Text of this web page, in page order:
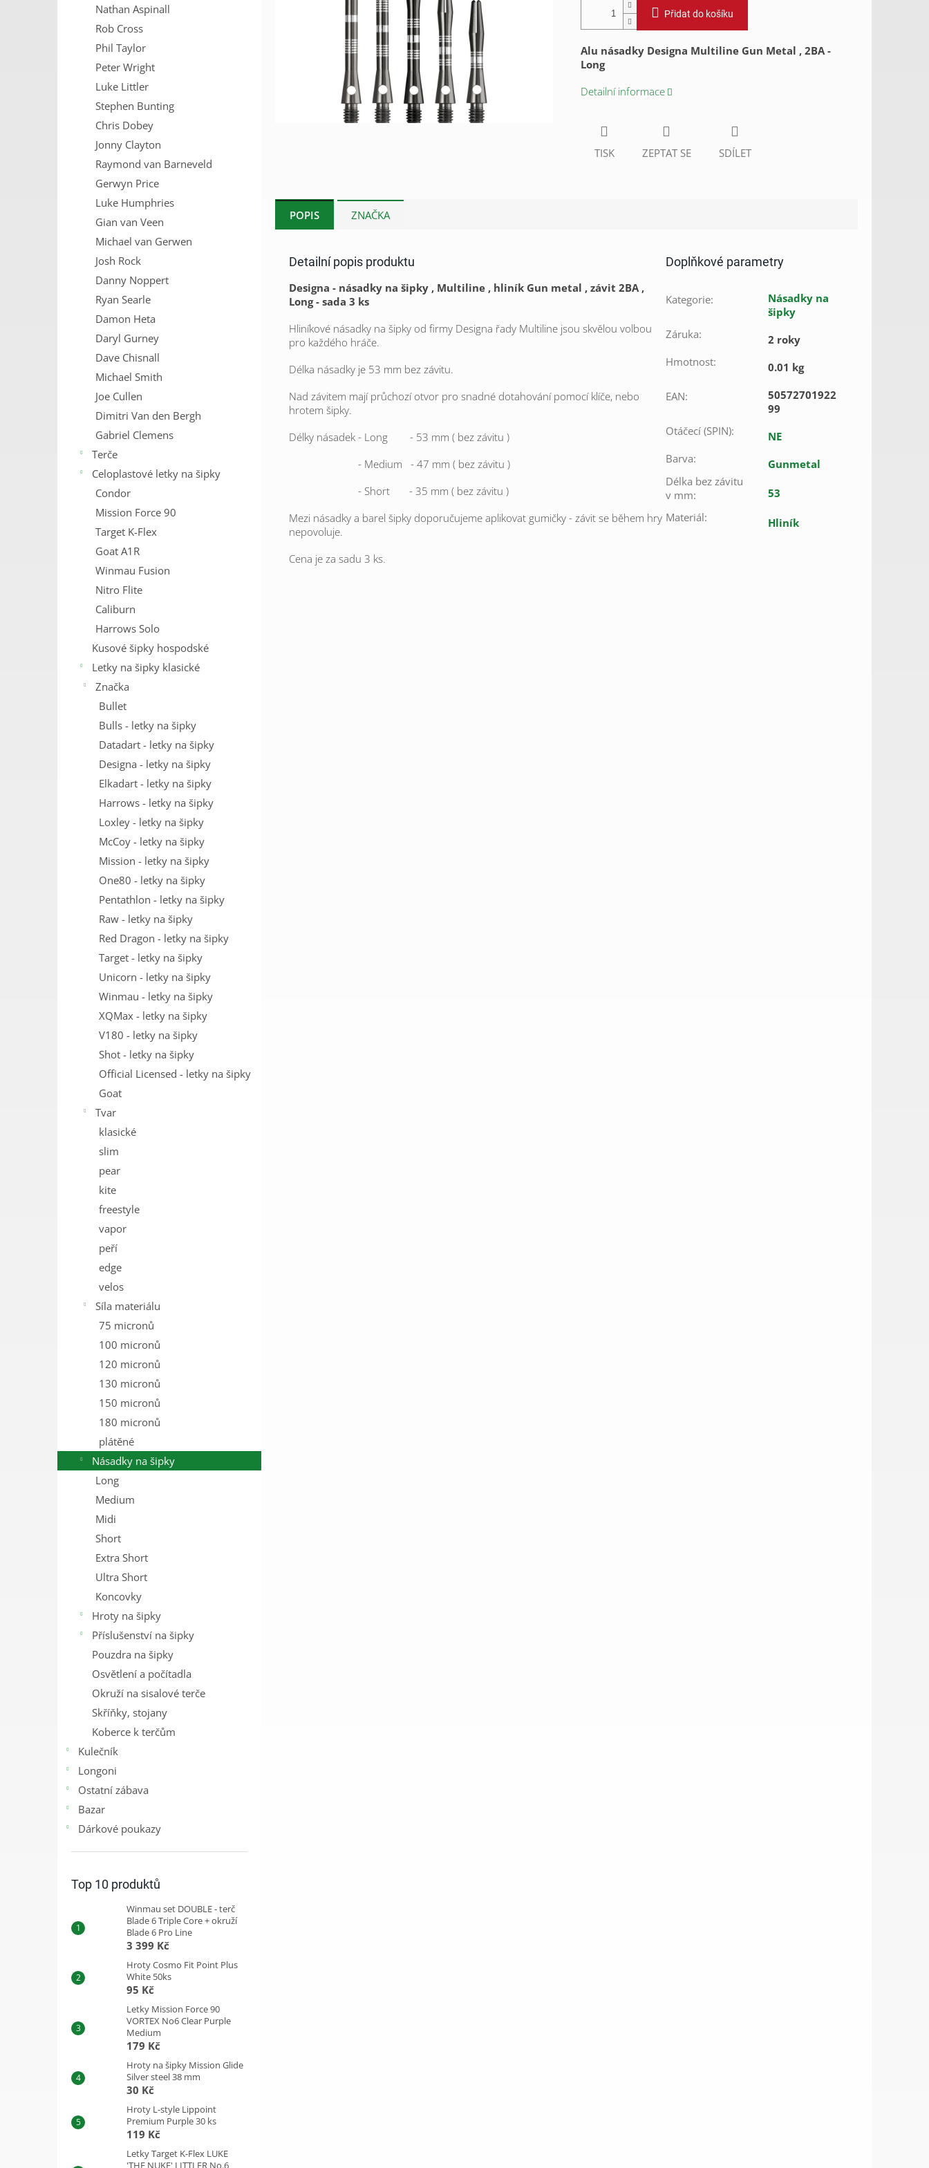
Nathan Aspinall
Rob Cross
Phil Taylor
Peter Wright
Luke Littler
Stephen Bunting
Chris Dobey
Jonny Clayton
Raymond van Barneveld
Gerwyn Price
Luke Humphries
Gian van Veen
Michael van Gerwen
Josh Rock
Danny Noppert
Ryan Searle
Damon Heta
Daryl Gurney
Dave Chisnall
Michael Smith
Joe Cullen
Dimitri Van den Bergh
Gabriel Clemens
Terče
Celoplastové letky na šipky
Condor
Mission Force 90
Target K-Flex
Goat A1R
Winmau Fusion
Nitro Flite
Caliburn
Harrows Solo
Kusové šipky hospodské
Letky na šipky klasické
Značka
Bullet
Bulls - letky na šipky
Datadart - letky na šipky
Designa - letky na šipky
Elkadart - letky na šipky
Harrows - letky na šipky
Loxley - letky na šipky
McCoy - letky na šipky
Mission - letky na šipky
One80 - letky na šipky
Pentathlon - letky na šipky
Raw - letky na šipky
Red Dragon - letky na šipky
Target - letky na šipky
Unicorn - letky na šipky
Winmau - letky na šipky
XQMax - letky na šipky
V180 - letky na šipky
Shot - letky na šipky
Official Licensed - letky na šipky
Goat
Tvar
klasické
slim
pear
kite
freestyle
vapor
peří
edge
velos
Síla materiálu
75 micronů
100 micronů
120 micronů
130 micronů
150 micronů
180 micronů
plátěné
Násadky na šipky
Long
Medium
Midi
Short
Extra Short
Ultra Short
Koncovky
Hroty na šipky
Příslušenství na šipky
Pouzdra na šipky
Osvětlení a počítadla
Okruží na sisalové terče
Skříňky, stojany
Koberce k terčům
Kulečník
Longoni
Ostatní zábava
Bazar
Dárkové poukazy
Top 10 produktů
Winmau set DOUBLE - terč
Blade 6 Triple Core + okruží
Blade 6 Pro Line
3 399 Kč
Hroty Cosmo Fit Point Plus
White 50ks
95 Kč
Letky Mission Force 90
VORTEX No6 Clear Purple
Medium
179 Kč
Hroty na šipky Mission Glide
Silver steel 38 mm
30 Kč
Hroty L-style Lippoint
Premium Purple 30 ks
119 Kč
Letky Target K-Flex LUKE
'THE NUKE' LITTLER No.6
Přidat do košíku
Alu násadky Designa Multiline Gun Metal , 2BA -
Long
Detailní informace
TISK ZEPTAT SE SDÍLET
POPIS ZNAČKA
Detailní popis produktu
Designa - násadky na šipky , Multiline , hliník Gun metal , závit 2BA ,
Long - sada 3 ks
Hliníkové násadky na šipky od firmy Designa řady Multiline jsou skvělou volbou
pro každého hráče.
Délka násadky je 53 mm bez závitu.
Nad závitem mají průchozí otvor pro snadné dotahování pomocí klíče, nebo
hrotem šipky.
Délky násadek - Long - 53 mm ( bez závitu )
- Medium - 47 mm ( bez závitu )
- Short - 35 mm ( bez závitu )
Mezi násadky a barel šipky doporučujeme aplikovat gumičky - závit se během hry
nepovoluje.
Cena je za sadu 3 ks.
Doplňkové parametry
Kategorie:
Násadky na
šipky
Záruka:
2 roky
Hmotnost: 0.01 kg
EAN:
50572701922
99
Otáčecí (SPIN):
NE
Barva:
Gunmetal
Délka bez závitu
v mm:
53
Materiál: Hliník